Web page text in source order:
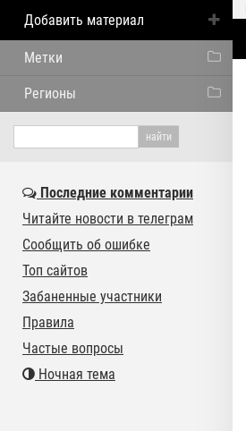
Добавить материал
Метки
Регионы
Последние комментарии
Читайте новости в телеграм
Сообщить об ошибке
Топ сайтов
Забаненные участники
Правила
Частые вопросы
Ночная тема